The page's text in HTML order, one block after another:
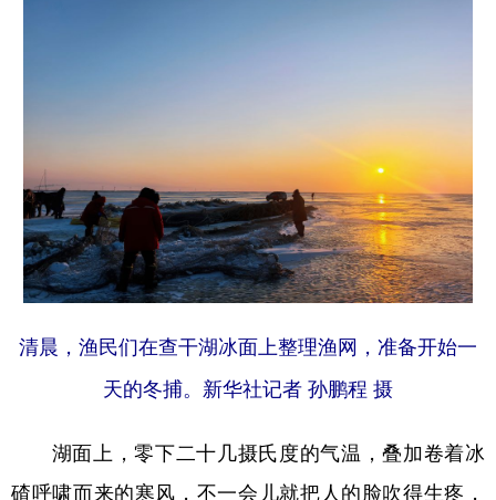
清晨，渔民们在查干湖冰面上整理渔网，准备开始一
天的冬捕。新华社记者 孙鹏程 摄
湖面上，零下二十几摄氏度的气温，叠加卷着冰
碴呼啸而来的寒风，不一会儿就把人的脸吹得生疼，